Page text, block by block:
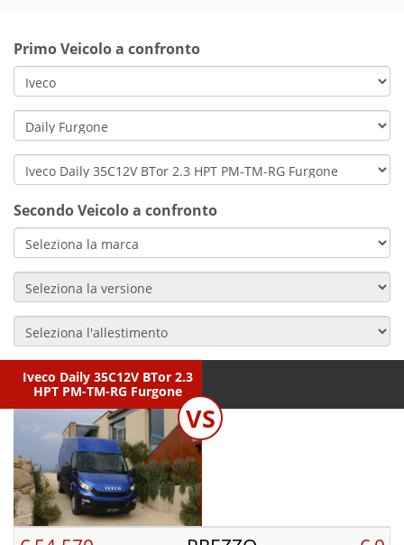
Primo Veicolo a confronto
Secondo Veicolo a confronto
Iveco Daily 35C12V BTor 2.3
HPT PM-TM-RG Furgone
VS